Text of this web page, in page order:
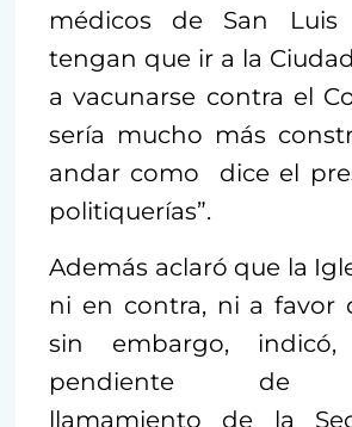
médicos de San
tengan que ir a la
a vacunarse contra el
sería mucho más
andar como dice el
politiquerías”.
Además aclaró que la
ni en contra, ni a favor
sin embargo,
pendiente de
llamamiento de la